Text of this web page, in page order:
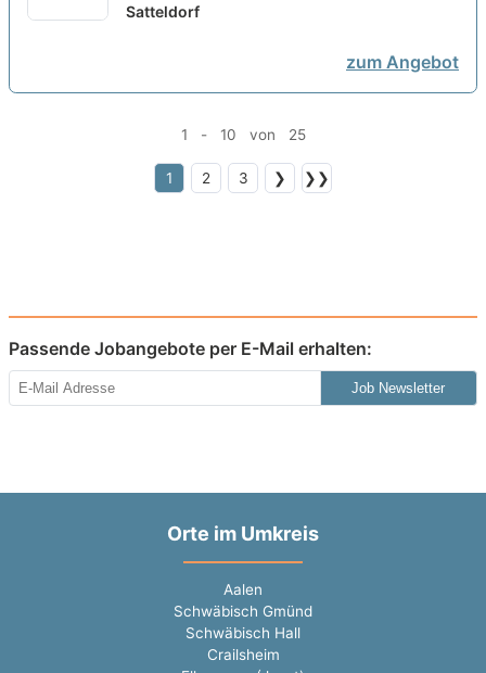
(m/w/d)
Satteldorf
zum Angebot
1 - 10 von 25
1 2 3 ❯ ❯❯
Passende Jobangebote per E-Mail erhalten:
Job Newsletter
Orte im Umkreis
Aalen
Schwäbisch Gmünd
Schwäbisch Hall
Crailsheim